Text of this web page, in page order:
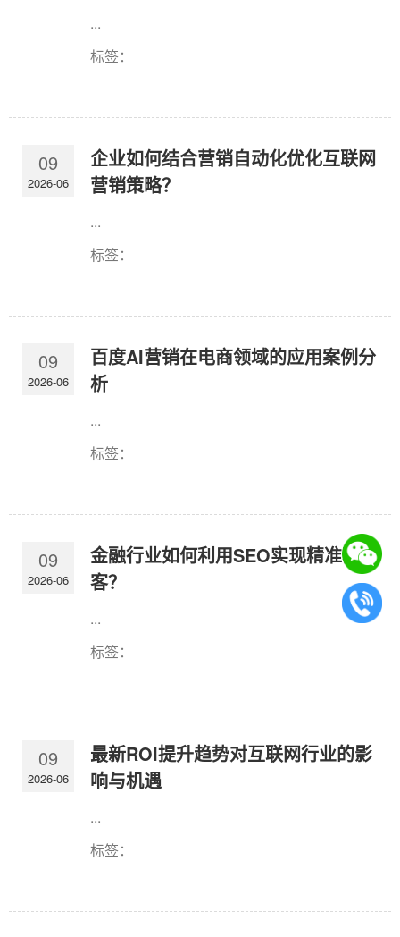
...
标签：
09
2026-06
企业如何结合营销自动化优化互联网
营销策略？
...
标签：
09
2026-06
百度AI营销在电商领域的应用案例分
析
...
标签：
09
2026-06
金融行业如何利用SEO实现精准获
客？
...
标签：
09
2026-06
最新ROI提升趋势对互联网行业的影
响与机遇
...
标签：